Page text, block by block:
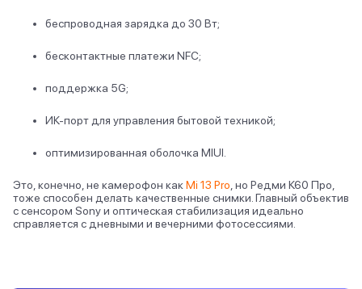
беспроводная зарядка до 30 Вт;
бесконтактные платежи NFC;
поддержка 5G;
ИК-порт для управления бытовой техникой;
оптимизированная оболочка MIUI.
Это, конечно, не камерофон какMi 13 Pro , но Редми К60 Про,
тоже способен делать качественные снимки. Главный объектив
с сенсором Sony и оптическая стабилизация идеально
справляется с дневными и вечерними фотосессиями.